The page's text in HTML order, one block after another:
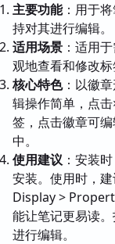
主要功能：用于
持对其进行编辑。
适用场景 ：适用
观地查看和修改标
核心特色：以徽
辑操作简单，点
签，点击徽章可
中。
使用建议 ：安装
安装。使用时，
Display >
能让笔记更易读
进行编辑。